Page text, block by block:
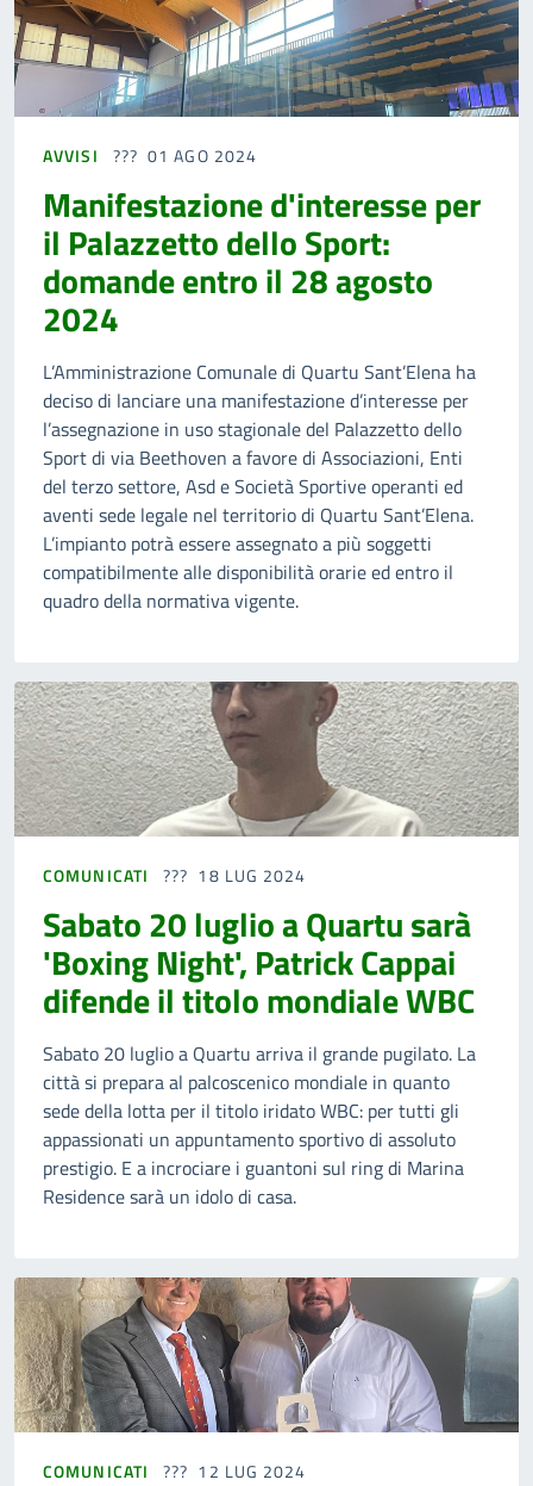
AVVISI 01 AGO 2024
Manifestazione d'interesse per
il Palazzetto dello Sport:
domande entro il 28 agosto
2024
L’Amministrazione Comunale di Quartu Sant’Elena ha
deciso di lanciare una manifestazione d’interesse per
l’assegnazione in uso stagionale del Palazzetto dello
Sport di via Beethoven a favore di Associazioni, Enti
del terzo settore, Asd e Società Sportive operanti ed
aventi sede legale nel territorio di Quartu Sant’Elena.
L’impianto potrà essere assegnato a più soggetti
compatibilmente alle disponibilità orarie ed entro il
quadro della normativa vigente.
COMUNICATI 18 LUG 2024
Sabato 20 luglio a Quartu sarà
'Boxing Night', Patrick Cappai
difende il titolo mondiale WBC
Sabato 20 luglio a Quartu arriva il grande pugilato. La
città si prepara al palcoscenico mondiale in quanto
sede della lotta per il titolo iridato WBC: per tutti gli
appassionati un appuntamento sportivo di assoluto
prestigio. E a incrociare i guantoni sul ring di Marina
Residence sarà un idolo di casa.
COMUNICATI 12 LUG 2024